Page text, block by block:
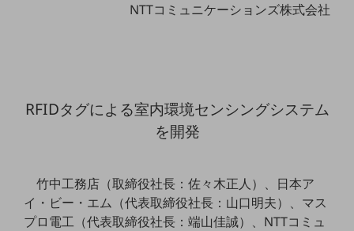
地域社会を支える皆さまと地域課題の解決や
地域経済のさらなる活性化に取り組みます
別ウィンドウで開きます
NTTコミュニケーションズ株式会社
RFIDタグによる室内環境センシングシステム
を開発
竹中工務店（取締役社長：佐々木正人）、日本ア
イ・ビー・エム（代表取締役社長：山口明夫）、マス
プロ電工（代表取締役社長：端山佳誠）、NTTコミュ